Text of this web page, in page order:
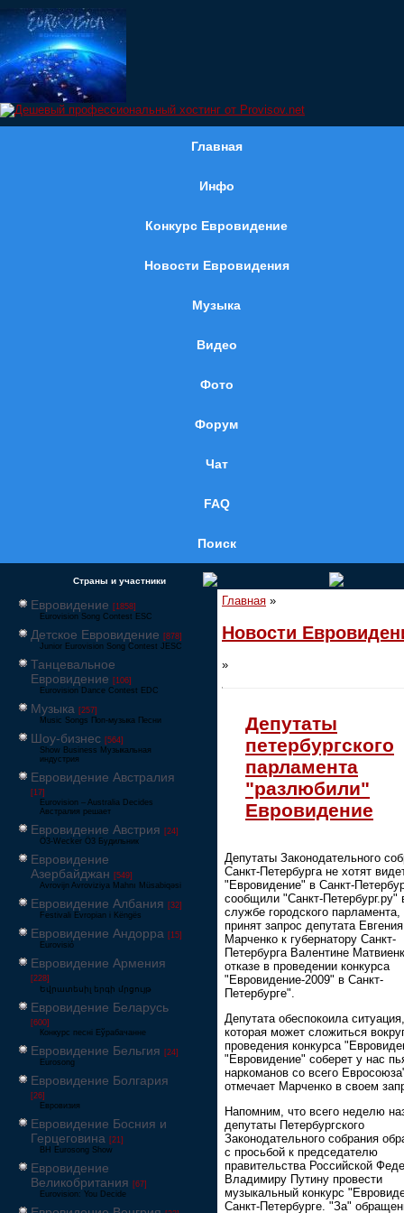
Главная
Инфо
Конкурс Евровидение
Новости Евровидения
Музыка
Видео
Фото
Форум
Чат
FAQ
Поиск
Страны и участники
Евровидение [1858]
Eurovision Song Contest ESC
Детское Евровидение [878]
Junior Eurovision Song Contest JESC
Танцевальное
Евровидение [106]
Eurovision Dance Contest EDC
Музыка [257]
Music Songs Поп-музыка Песни
Шоу-бизнес [564]
Show Business Музыкальная
индустрия
Евровидение Австралия
[17]
Eurovision – Australia Decides
Австралия решает
Евровидение Австрия [24]
Ö3-Wecker Ö3 Будильник
Евровидение
Азербайджан [549]
Avrovijn Avroviziya Mahnı Müsabiqəsi
Евровидение Албания [32]
Festivali Evropian i Këngës
Евровидение Андорра [15]
Eurovisió
Евровидение Армения
[228]
Եվրատեսիլ երգի մրցույթ
Евровидение Беларусь
[600]
Конкурс песні Еўрабачанне
Евровидение Бельгия [24]
Eurosong
Евровидение Болгария
[26]
Евровизия
Евровидение Босния и
Герцеговина [21]
BH Eurosong Show
Евровидение
Великобритания [67]
Eurovision: You Decide
Главная »
Новости
»
Депутаты
петербургского
парламента
"разлюбили"
Евровидение
Депутаты Законодательного
Санкт-Петербурга не хотят
"Евровидение" в Санкт-
сообщили "Санкт-Петербург.ру"
службе городского
принят запрос депутата Евгения
Марченко к губернатору Санкт-
Петербурга Валентине
отказе в проведении конкурса
"Евровидение-2009" в Санкт-
Петербурге".
Депутата обеспокоила ситуация,
которая может сложиться
проведения конкурса
"Евровидение" соберет у нас
наркоманов со всего
отмечает Марченко в своем
Напомним, что всего неделю
депутаты Петербургского
Законодательного собрания
с просьбой к председателю
правительства Российской
Владимиру Путину провести
музыкальный конкурс
Санкт-Петербурге. "За"